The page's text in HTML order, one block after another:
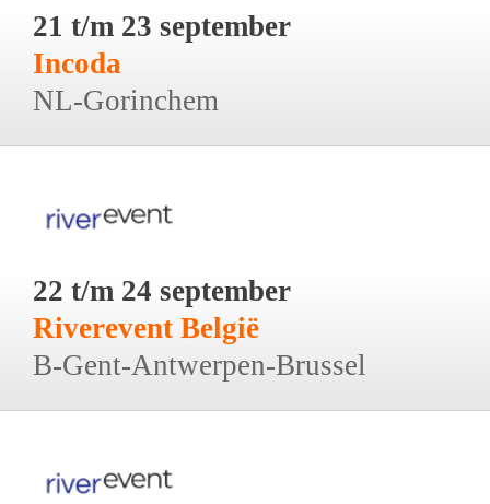
21 t/m 23 september
Incoda
NL-Gorinchem
22 t/m 24 september
Riverevent België
B-Gent-Antwerpen-Brussel